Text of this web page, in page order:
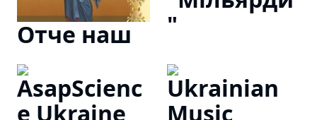
Отче наш
"
AsapScienc
e Ukraine
Ukrainian
Music